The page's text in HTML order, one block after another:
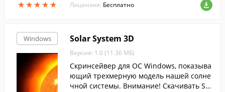
★★★★★
★★★★★ Лицензия: Бесплатно
Windows Solar System 3D
Версия: 1.0 (11.36 МБ)
Скринсейвер для ОС Windows, показыва
ющий трехмерную модель нашей солне
чной системы. Внимание! Скачивать Sol